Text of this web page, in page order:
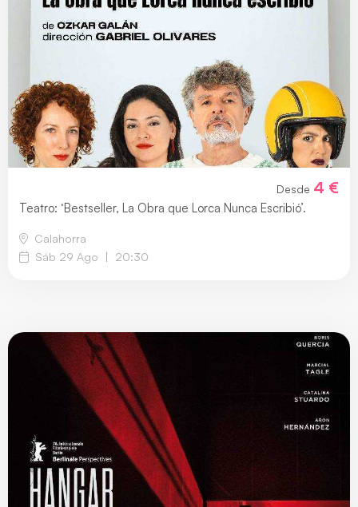
Desde 4 €
Teatro: ‘Bestseller, La Obra que Lorca Nunca Escribió’.
Calahorra
Sáb 29 Ago
| 20:30